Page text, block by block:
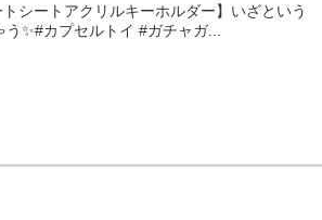
シートアクリルキーホルダー】いざという
✨#カプセルトイ #ガチャガ...